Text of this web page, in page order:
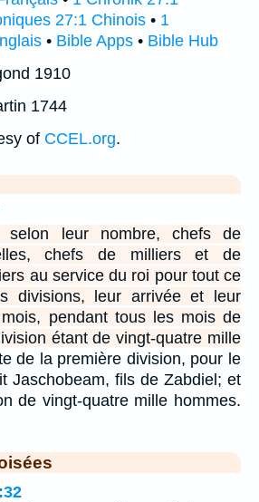
27:1 Chinois • 1
• Bible Apps • Bible Hub
1910
1744
of CCEL.org.
selon leur nombre, chefs de
chefs de milliers et de
au service du roi pour tout ce
divisions, leur arrivée et leur
pendant tous les mois de
étant de vingt-quatre mille
de la première division, pour le
Jaschobeam, fils de Zabdiel; et
de vingt-quatre mille hommes.